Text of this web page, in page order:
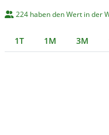
224 haben den Wert in der
1T 1M 3M